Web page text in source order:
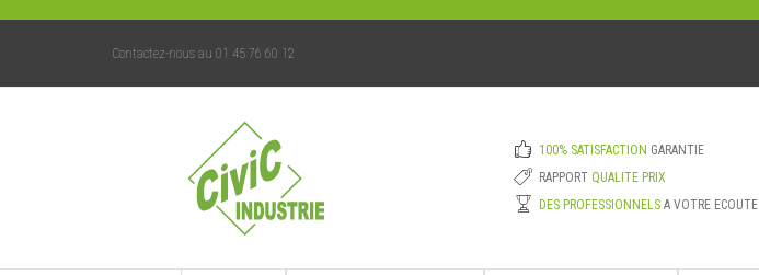
Contactez-nous au 01 45 76 60 12
100% SATISFACTION GARANTIE
RAPPORT QUALITE PRIX
DES PROFESSIONNELSA VOTRE ECOUTE